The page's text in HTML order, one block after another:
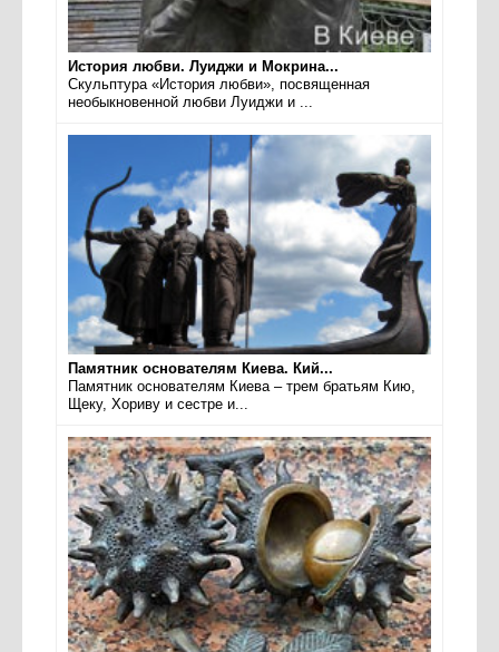
История любви. Луиджи и Мокрина...
Скульптура «История любви», посвященная
необыкновенной любви Луиджи и ...
Памятник основателям Киева. Кий...
Памятник основателям Киева – трем братьям Кию,
Щеку, Хориву и сестре и...